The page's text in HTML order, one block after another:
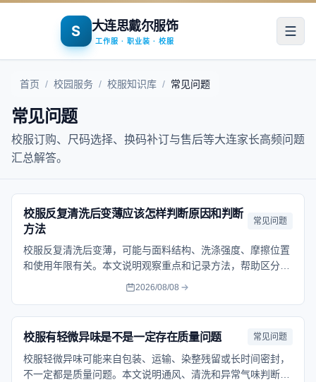
S 大连思戴尔服饰
工作服 · 职业装 · 校服 打开
首页 / 校园服务 / 校服知识库 / 常见问题
常见问题
校服订购、尺码选择、换码补订与售后等大连家长高频问题
汇总解答。
校服反复清洗后变薄应该怎样判断原因和判断
方法
常见问题
校服反复清洗后变薄，可能与面料结构、洗涤强度、摩擦位置
和使用年限有关。本文说明观察重点和记录方法，帮助区分正
常损耗和质量异常。帮助家长按流程核对问题、保留记录并选
2026/08/08
校服有轻微异味是不是一定存在质量问题 常见问题
校服轻微异味可能来自包装、运输、染整残留或长时间密封，
不一定都是质量问题。本文说明通风、清洗和异常气味判断方